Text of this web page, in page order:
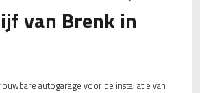
van Brenk in
autogarage voor de installatie van